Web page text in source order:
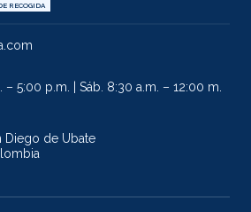
RECOGIDA
– 5:00 p.m. | Sáb. 8:30 a.m. – 12:00 m.
Diego de Ubate